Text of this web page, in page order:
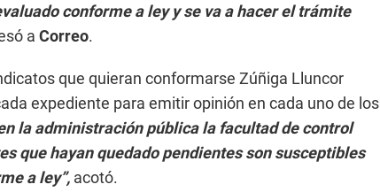
conforme a ley y se va a hacer el trámite
a Correo.
que quieran conformarse Zúñiga Lluncor
expediente para emitir opinión en cada uno de los
la administración pública la facultad de control
que hayan quedado pendientes son susceptibles
a ley”, acotó.